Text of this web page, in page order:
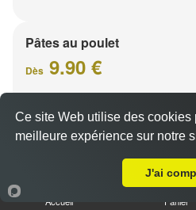
Pâtes au poulet
Dès 9.90 €
Sauce fromage au choix
Accueil Panier
Ce site Web utilise des cookies
meilleure expérience sur notre
J'ai